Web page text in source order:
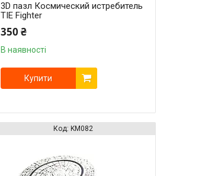
3D пазл Космический истребитель
TIE Fighter
350 ₴
В наявності
Купити
KM082